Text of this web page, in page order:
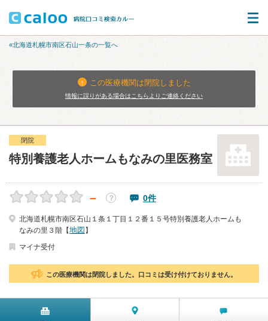
«北海道札幌市南区石山一条の一覧へ
この医療機関は閉院しました
情報に誤りがある場合はこちらよりご連絡ください
閉院
特別養護老人ホームもなみの里医務室
－ ？ 0件
北海道札幌市南区石山１条１丁目１２番１５号特別養護老人ホームも
なみの里３階【地図 】
マイナ受付
この医療機関は閉院しました。口コミは受け付けておりません。